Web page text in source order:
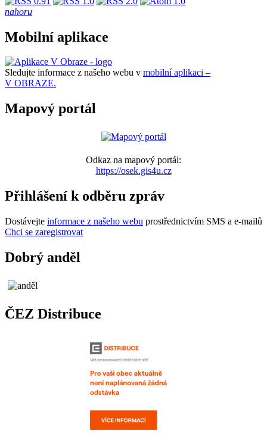
nahoru
Mobilní aplikace
Sledujte informace z našeho webu v mobilní aplikaci –
V OBRAZE.
Mapový portál
Odkaz na mapový portál:
https://osek.gis4u.cz
Přihlášení k odběru zpráv
Dostávejte informace z našeho webu prostřednictvím SMS a e-mailů
Chci se zaregistrovat
Dobrý anděl
ČEZ Distribuce